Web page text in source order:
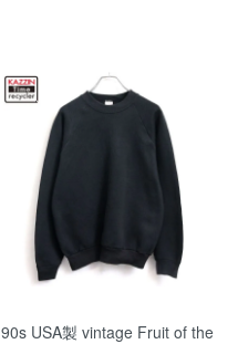
90s USA製 vintage Fruit of the